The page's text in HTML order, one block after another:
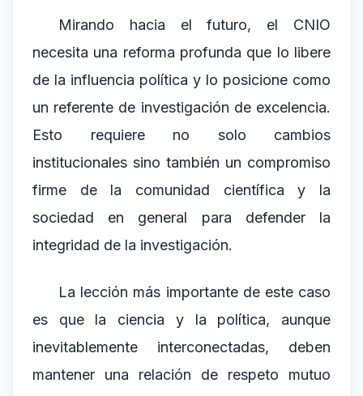
Mirando hacia el futuro, el CNIO
necesita una reforma profunda que lo libere
de la influencia política y lo posicione como
un referente de investigación de excelencia.
Esto requiere no solo cambios
institucionales sino también un compromiso
firme de la comunidad científica y la
sociedad en general para defender la
integridad de la investigación.
La lección más importante de este caso
es que la ciencia y la política, aunque
inevitablemente interconectadas, deben
mantener una relación de respeto mutuo